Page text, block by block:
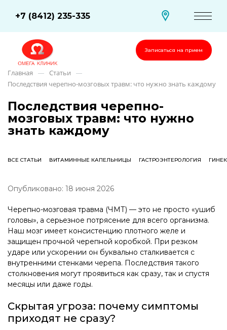
Записаться на прием
+7 (8412) 235-335
Главная — Статьи —
Последствия черепно-мозговых травм: что нужно знать каждому
Последствия черепно-
мозговых травм: что нужно
знать каждому
ВСЕ СТАТЬИ ВИТАМИННЫЕ КАПЕЛЬНИЦЫ ГАСТРОЭНТЕРОЛОГИЯ
Опубликовано: 18 июня 2026
Черепно-мозговая травма (ЧМТ) — это не просто «ушиб
головы», а серьезное потрясение для всего организма.
Наш мозг имеет консистенцию плотного желе и
защищен прочной черепной коробкой. При резком
ударе или ускорении он буквально сталкивается с
внутренними стенками черепа. Последствия такого
столкновения могут проявиться как сразу, так и спустя
месяцы или даже годы.
Скрытая угроза: почему симптомы
приходят не сразу?